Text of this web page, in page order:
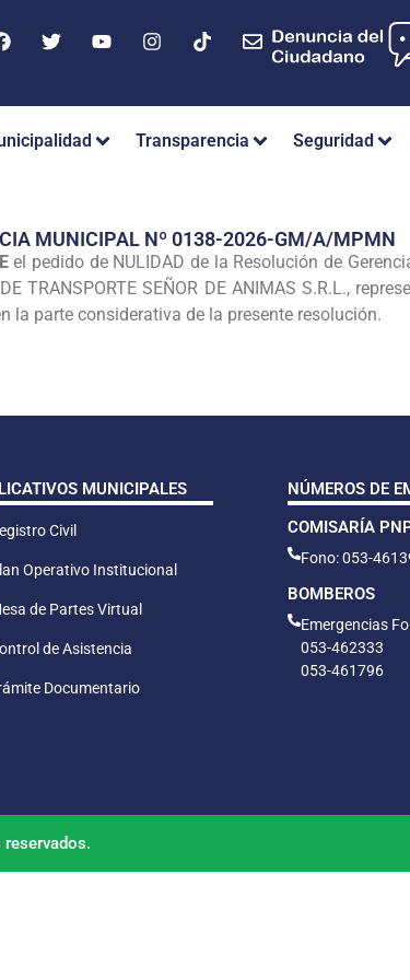
Transparencia Seguridad
MUNICIPAL Nº 0138-2026-GM/A/MPMN
el pedido de NULIDAD de la Resolución de
TRANSPORTE SEÑOR DE ANIMAS S.R.L.,
la parte considerativa de la presente resolución.
MUNICIPALES
Civil
Operativo Institucional
de Partes Virtual
de Asistencia
Documentario
NÚMEROS DE
COMISARÍA
Fono: 053-
BOMBEROS
Emergencias
053-462333
053-461796